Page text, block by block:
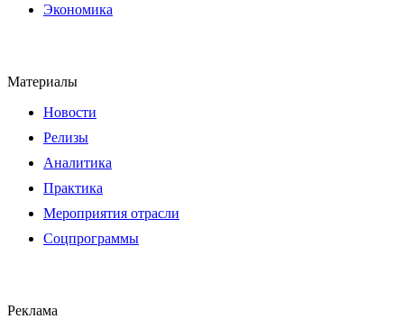
Экономика
Материалы
Новости
Релизы
Аналитика
Практика
Мероприятия отрасли
Соцпрограммы
Реклама